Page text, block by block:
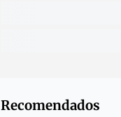
Recomendados